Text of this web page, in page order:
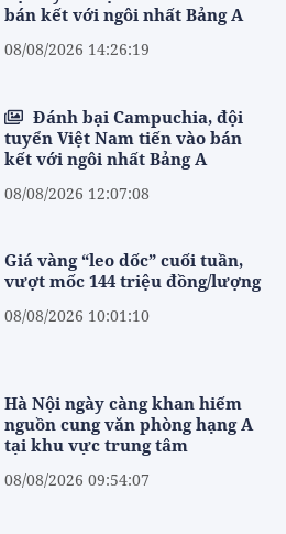
bán kết với ngôi nhất Bảng A
08/08/2026 14:26:19
Đánh bại Campuchia, đội
tuyển Việt Nam tiến vào bán
kết với ngôi nhất Bảng A
08/08/2026 12:07:08
Giá vàng “leo dốc” cuối tuần,
vượt mốc 144 triệu đồng/lượng
08/08/2026 10:01:10
Hà Nội ngày càng khan hiếm
nguồn cung văn phòng hạng A
tại khu vực trung tâm
08/08/2026 09:54:07